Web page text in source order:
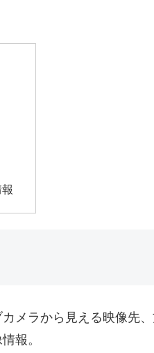
メラから見える映像先
報。